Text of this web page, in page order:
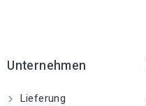
Unternehmen
Lieferung